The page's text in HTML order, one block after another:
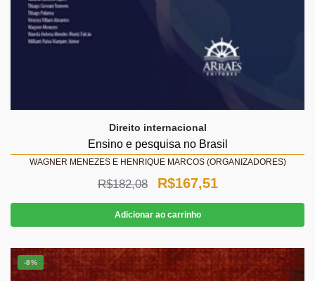
Direito internacional
Ensino e pesquisa no Brasil
WAGNER MENEZES E HENRIQUE MARCOS (ORGANIZADORES)
R$182,08
O
preço
original
era:
R$182,08.
R$167,51
preço
atual
é:
R$167,51.
Adicionar ao carrinho
-8%